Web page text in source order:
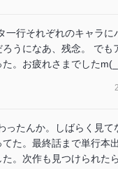
一行それぞれのキャラに
うになあ、残念。 でも
。お疲れさまでした
ったんか。しばらく見て
た。最終話まで単行本
。次作も見つけられた